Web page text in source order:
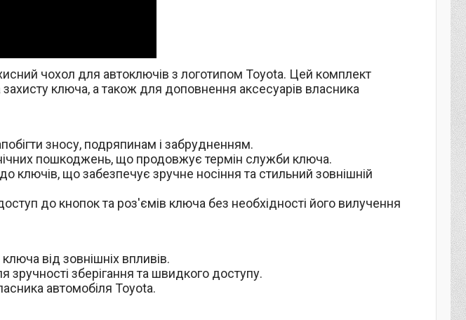
чохол для автоключів з логотипом Toyota. Цей комплект
ключа, а також для доповнення аксесуарів власника
зносу, подряпинам і забрудненням.
пошкоджень, що продовжує термін служби ключа.
ключів, що забезпечує зручне носіння та стильний зовнішній
до кнопок та роз'ємів ключа без необхідності його вилучення
від зовнішніх впливів.
зручності зберігання та швидкого доступу.
автомобіля Toyota.